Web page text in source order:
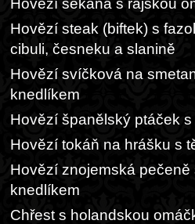
Hovězí steak (biftek) s
cibuli, česneku a slanině
Hovězí svíčková na
knedlíkem
Hovězí španělský ptáček
Hovězí tokáň na hrášku s
Hovězí znojemská pečeně
knedlíkem
Chřest s holandskou